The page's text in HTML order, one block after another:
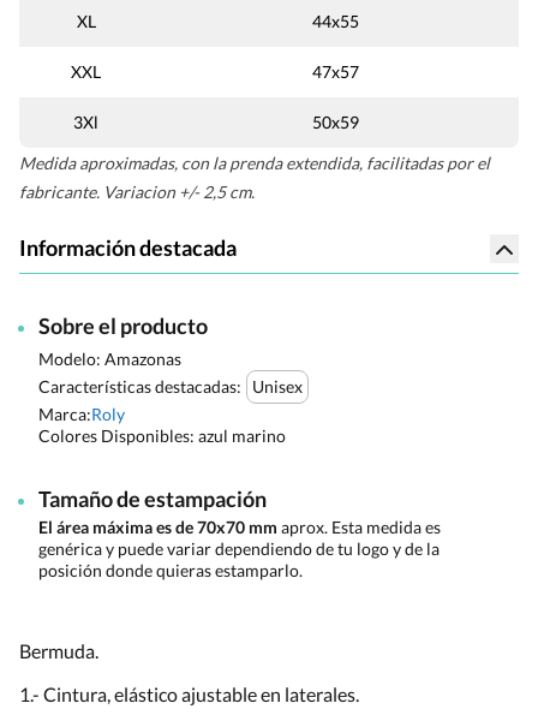
XL 44x55
XXL 47x57
3Xl
50x59
Medida aproximadas, con la prenda extendida, facilitadas por el
fabricante. Variacion +/- 2,5 cm.
Información destacada
Sobre el producto
Modelo: Amazonas
Características destacadas:
Unisex
Marca:Roly
Colores Disponibles: azul marino
Tamaño de estampación
El área máxima es de 70x70 mm aprox. Esta medida es
genérica y puede variar dependiendo de tu logo y de la
posición donde quieras estamparlo.
Bermuda.
1.- Cintura, elástico ajustable en laterales.